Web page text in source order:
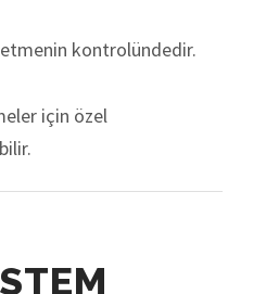
kontrolündedir.
için özel